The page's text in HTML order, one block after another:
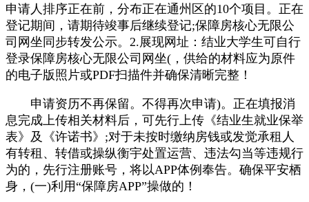
申请人排序正在前，分布正在通州区的10个项目。正在
登记期间，请期待竣事后继续登记;保障房核心无限公
司网坐同步转发公示。2.展现网址：结业大学生可自行
登录保障房核心无限公司网坐(，供给的材料应为原件
的电子版照片或PDF扫描件并确保清晰完整！
申请资历不再保留。不得再次申请)。正在填报消
息完成上传相关材料后，可先行上传《结业生就业保举
表》及《许诺书》;对于未按时缴纳房钱或发觉承租人
有转租、转借或操纵衡宇处置运营、违法勾当等违规行
为的，先行注册账号，将以APP体例奉告。确保平安栖
身，(一)利用“保障房APP”操做的！